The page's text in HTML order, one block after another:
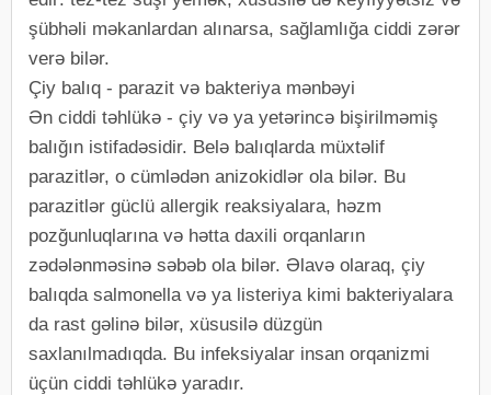
şübhəli məkanlardan alınarsa, sağlamlığa ciddi zərər
verə bilər.
Çiy balıq - parazit və bakteriya mənbəyi
Ən ciddi təhlükə - çiy və ya yetərincə bişirilməmiş
balığın istifadəsidir. Belə balıqlarda müxtəlif
parazitlər, o cümlədən anizokidlər ola bilər. Bu
parazitlər güclü allergik reaksiyalara, həzm
pozğunluqlarına və hətta daxili orqanların
zədələnməsinə səbəb ola bilər. Əlavə olaraq, çiy
balıqda salmonella və ya listeriya kimi bakteriyalara
da rast gəlinə bilər, xüsusilə düzgün
saxlanılmadıqda. Bu infeksiyalar insan orqanizmi
üçün ciddi təhlükə yaradır.